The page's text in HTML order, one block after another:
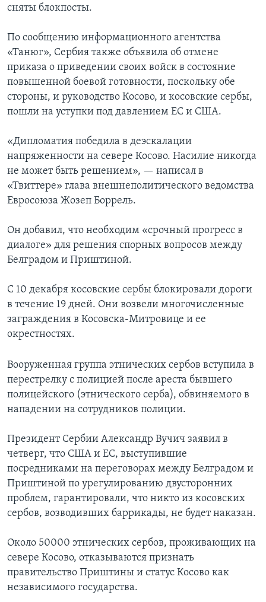
сняты блокпосты.
По сообщению информационного агентства
«Танюг», Сербия также объявила об отмене
приказа о приведении своих войск в состояние
повышенной боевой готовности, поскольку обе
стороны, и руководство Косово, и косовские сербы,
пошли на уступки под давлением ЕС и США.
«Дипломатия победила в деэскалации
напряженности на севере Косово. Насилие никогда
не может быть решением», — написал в
«Твиттере» глава внешнеполитического ведомства
Евросоюза Жозеп Боррель.
Он добавил, что необходим «срочный прогресс в
диалоге» для решения спорных вопросов между
Белградом и Приштиной.
С 10 декабря косовские сербы блокировали дороги
в течение 19 дней. Они возвели многочисленные
заграждения в Косовска-Митровице и ее
окрестностях.
Вооруженная группа этнических сербов вступила в
перестрелку с полицией после ареста бывшего
полицейского (этнического серба), обвиняемого в
нападении на сотрудников полиции.
Президент Сербии Александр Вучич заявил в
четверг, что США и ЕС, выступившие
посредниками на переговорах между Белградом и
Приштиной по урегулированию двусторонних
проблем, гарантировали, что никто из косовских
сербов, возводивших баррикады, не будет наказан.
Около 50000 этнических сербов, проживающих на
севере Косово, отказываются признать
правительство Приштины и статус Косово как
независимого государства.